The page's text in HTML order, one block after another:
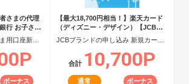
さまの代理
行 お子さま
ボーナス
【最大18,700円相当！】楽天カード
（ディズニー・デザイン）【JCBキ
ャンペーン実施中】
合計 10,700P
通常 ボーナス